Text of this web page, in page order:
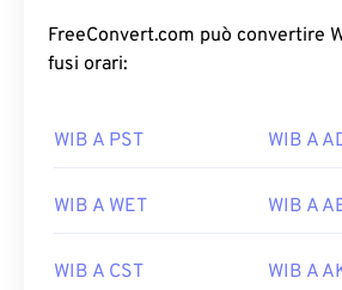
FreeConvert.com può convertire
fusi orari:
WIB A PST WIB A
WIB A WET WIB A
WIB A CST WIB A